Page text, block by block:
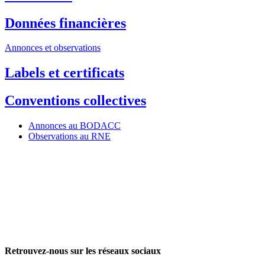
Données financières
Annonces et observations
Labels et certificats
Conventions collectives
Annonces au BODACC
Observations au RNE
Retrouvez-nous sur les réseaux sociaux